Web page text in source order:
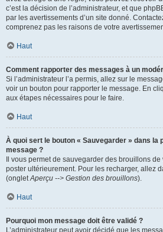
c’est la décision de l’administrateur, et que
par les avertissements d’un site donné.
comprenez pas les raisons de votre
Haut
Comment rapporter des messages à un
Si l’administrateur l’a permis, allez sur le
voir un bouton pour rapporter le message. En
aux étapes nécessaires pour le faire.
Haut
À quoi sert le bouton « Sauvegarder » dans la
message ?
Il vous permet de sauvegarder des brouillons
poster ultérieurement. Pour les recharger, allez
(ongletAperçu --> Gestion des brouillons).
Haut
Pourquoi mon message doit être validé ?
L’administrateur peut avoir décidé que les